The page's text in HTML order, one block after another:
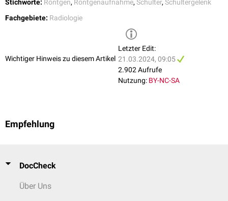
Stichworte: Röntgen, Röntgenaufnahme, Schulter, Schultergelenk
Fachgebiete: Radiologie
Wichtiger Hinweis zu diesem Artikel
Letzter Edit:
21.03.2024, 09:05
2.902 Aufrufe
Nutzung: BY-NC-SA
Empfehlung
DocCheck
Über Uns